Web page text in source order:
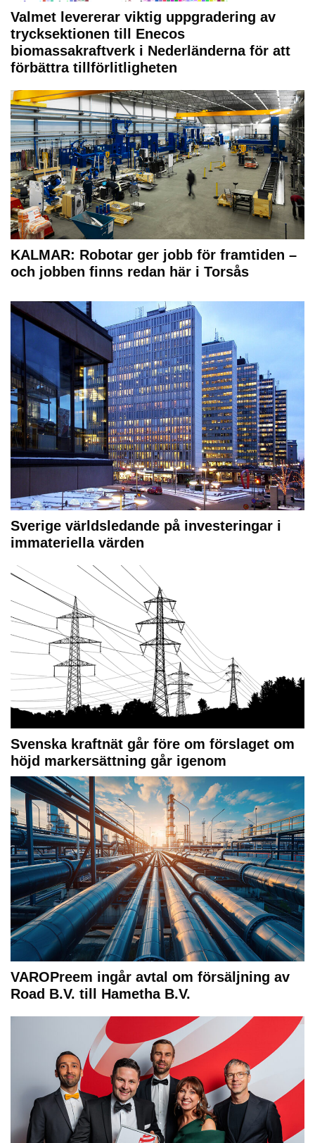
Valmet levererar viktig uppgradering av
trycksektionen till Enecos
biomassakraftverk i Nederländerna för att
förbättra tillförlitligheten
KALMAR: Robotar ger jobb för framtiden –
och jobben finns redan här i Torsås
Sverige världsledande på investeringar i
immateriella värden
Svenska kraftnät går före om förslaget om
höjd markersättning går igenom
VAROPreem ingår avtal om försäljning av
Road B.V. till Hametha B.V.